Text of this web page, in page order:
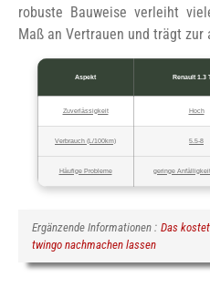
robuste Bauweise verleiht
Maß an Vertrauen und trägt
Aspekt Renault 1.3
Zuverlässigkeit Hoch
Verbrauch (L/100km) 5.5-8
Häufige Probleme geringe
Ergänzende Informationen : Das
twingo nachmachen lassen